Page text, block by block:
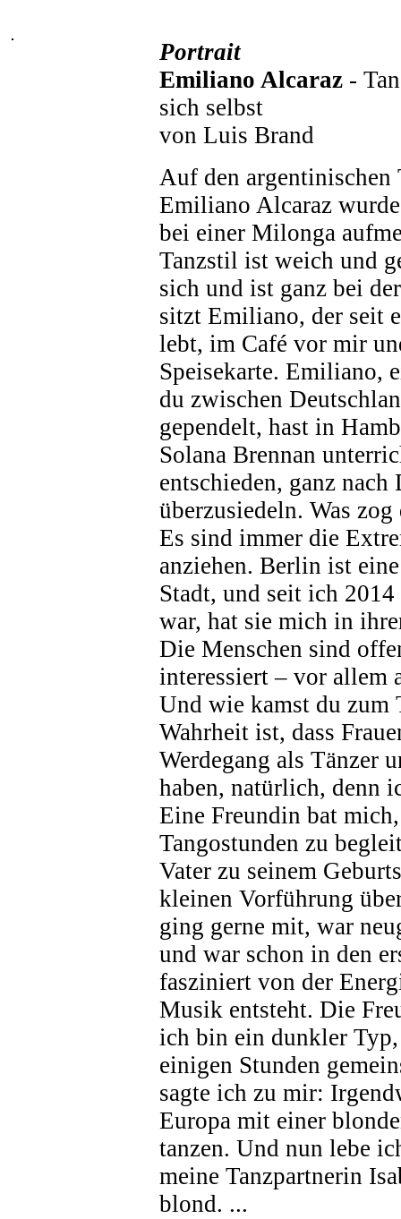
Portrait
Emiliano Alcaraz -
sich selbst
von Luis Brand
Auf den argentinischen
Emiliano Alcaraz
bei einer Milonga
Tanzstil ist weich und
sich und ist ganz bei
sitzt Emiliano, der seit
lebt, im Café vor mir
Speisekarte. Emiliano,
du zwischen
gependelt, hast in
Solana Brennan
entschieden, ganz nach
überzusiedeln. Was
Es sind immer die
anziehen. Berlin ist
Stadt, und seit ich 2014
war, hat sie mich in
Die Menschen sind
interessiert – vor allem
Und wie kamst du zum
Wahrheit ist, dass
Werdegang als Tänzer
haben, natürlich, denn
Eine Freundin bat
Tangostunden zu
Vater zu seinem
kleinen Vorführung
ging gerne mit, war
und war schon in den
fasziniert von der
Musik entsteht. Die
ich bin ein dunkler
einigen Stunden
sagte ich zu mir:
Europa mit einer
tanzen. Und nun lebe
meine Tanzpartnerin
blond. ...